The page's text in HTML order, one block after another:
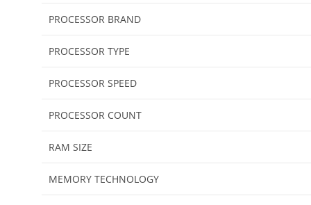
PROCESSOR BRAND
PROCESSOR TYPE
PROCESSOR SPEED
PROCESSOR COUNT
RAM SIZE
MEMORY TECHNOLOGY